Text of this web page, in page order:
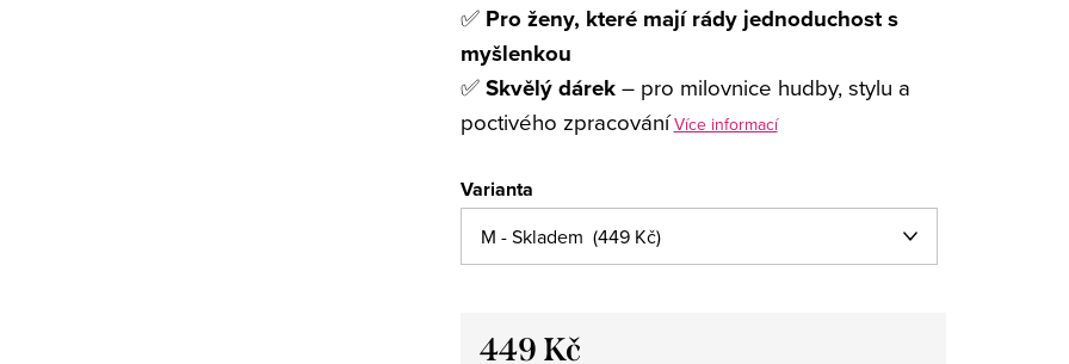
✅ Pro ženy, které mají rády jednoduchost s
myšlenkou
✅Skvělý dárek– pro milovnice hudby, stylu a
poctivého zpracování Více informací
Varianta
449 Kč